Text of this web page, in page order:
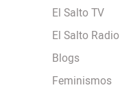
El Salto TV
El Salto Radio
Blogs
Feminismos